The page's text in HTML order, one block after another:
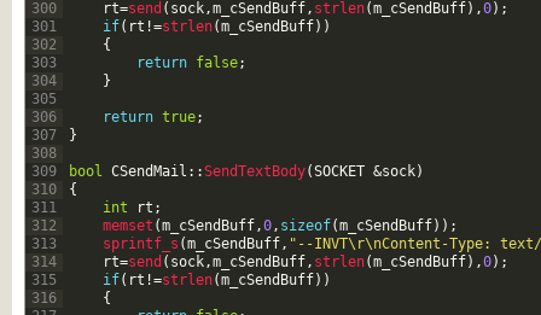
300
301
302
303
304
305
306
307
308
309
310
311
312
313
314
315
316
rt=send ( sock ,m_cSendBuff , strlen(m_cSendBuff) ,0) ;
if( rt !=strlen(m_cSendBuff) )
{
return false;
}
return true;
}
bool CSendMail ::SendTextBody(SOCKET &sock)
{
int
rt ;
memset (m_cSendBuff ,0 , sizeof(m_cSendBuff) ) ;
sprintf_s (m_cSendBuff , "--INVT\r\nContent-Type:
rt=send ( sock ,m_cSendBuff , strlen(m_cSendBuff) ,0) ;
if( rt !=strlen(m_cSendBuff) )
{